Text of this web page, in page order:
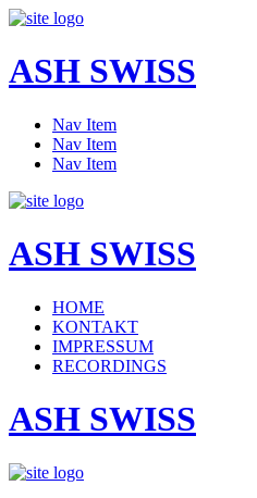
ASH SWISS
Nav Item
Nav Item
Nav Item
ASH SWISS
HOME
KONTAKT
IMPRESSUM
RECORDINGS
ASH SWISS